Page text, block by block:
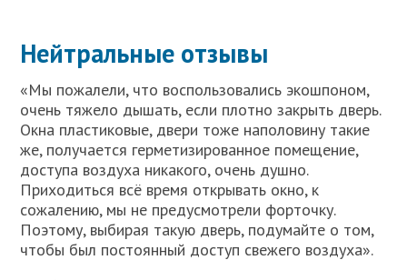
Нейтральные отзывы
«Мы пожалели, что воспользовались экошпоном,
очень тяжело дышать, если плотно закрыть дверь.
Окна пластиковые, двери тоже наполовину такие
же, получается герметизированное помещение,
доступа воздуха никакого, очень душно.
Приходиться всё время открывать окно, к
сожалению, мы не предусмотрели форточку.
Поэтому, выбирая такую дверь, подумайте о том,
чтобы был постоянный доступ свежего воздуха».